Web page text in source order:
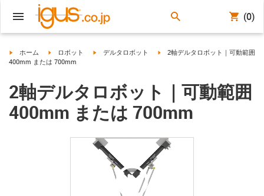
(0)
igus-icon-arrow-right
ホーム igus-icon-arrow-right
ロボット igus-icon-arrow-right
デルタロボット igus-icon-arrow-right
2軸デルタロボット｜可動範囲
400mm または 700mm
2軸デルタロボット｜可動範囲
400mm または 700mm